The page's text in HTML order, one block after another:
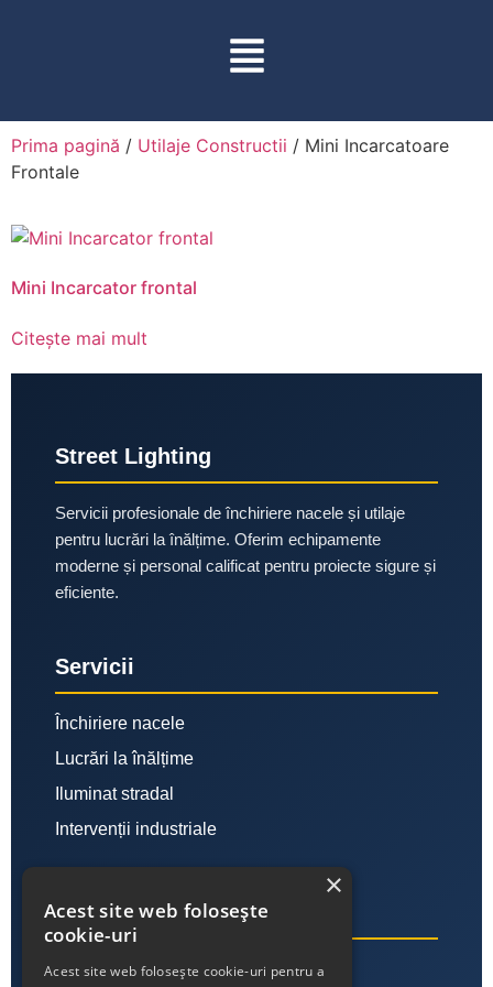
Prima pagină / Utilaje Constructii / Mini Incarcatoare
Frontale
Mini Incarcator frontal
Citește mai mult
Street Lighting
Servicii profesionale de închiriere nacele și utilaje
pentru lucrări la înălțime. Oferim echipamente
moderne și personal calificat pentru proiecte sigure și
eficiente.
Servicii
Închiriere nacele
Lucrări la înălțime
Iluminat stradal
Intervenții industriale
Link-uri utile
Despre noi
×
Acest site web folosește
cookie-uri
Acest site web folosește cookie-uri pentru a